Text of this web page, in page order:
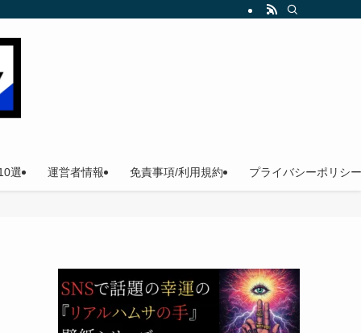
選 運営者情報 免責事項/利用規約 プライバシーポリシー